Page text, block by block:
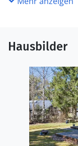
Hausbilder